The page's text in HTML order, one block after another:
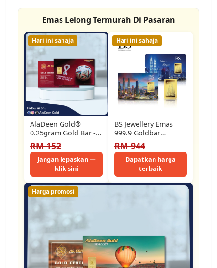
Emas Lelong Termurah Di Pasaran
Hari ini sahaja
AlaDeen Gold®️
0.25gram Gold Bar -
Special Edition World
Cup 2022 Qatar…
RM 152
Jangan lepaskan —
klik sini
Hari ini sahaja
BS Jewellery Emas
999.9 Goldbar
Menara Berkembar
1.0g - F32
RM 944
Dapatkan harga
terbaik
Harga promosi